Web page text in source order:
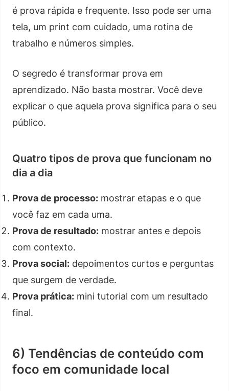
é prova rápida e frequente. Isso pode ser uma
tela, um print com cuidado, uma rotina de
trabalho e números simples.
O segredo é transformar prova em
aprendizado. Não basta mostrar. Você deve
explicar o que aquela prova significa para o seu
público.
Quatro tipos de prova que funcionam no
dia a dia
Prova de processo: mostrar etapas e o que
você faz em cada uma.
Prova de resultado: mostrar antes e depois
com contexto.
Prova social: depoimentos curtos e perguntas
que surgem de verdade.
Prova prática: mini tutorial com um resultado
final.
6) Tendências de conteúdo com
foco em comunidade local